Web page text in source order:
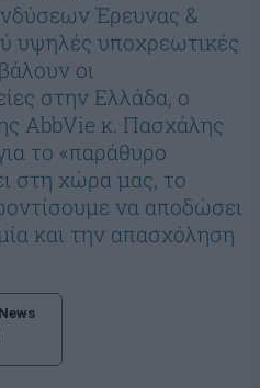
Έρευνας &
υψηλές υποχρεωτικές
οι
στην Ελλάδα, ο
AbbVie κ. Πασχάλης
το «παράθυρο
στη χώρα μας, το
να αποδώσει
και την απασχόληση